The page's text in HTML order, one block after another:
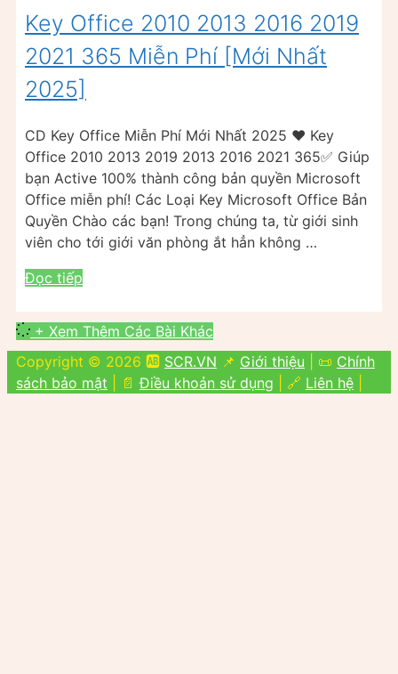
Key Office 2010 2013 2016 2019
2021 365 Miễn Phí [Mới Nhất
2025]
CD Key Office Miễn Phí Mới Nhất 2025 ❤️ Key
Office 2010 2013 2019 2013 2016 2021 365✅ Giúp
bạn Active 100% thành công bản quyền Microsoft
Office miễn phí! Các Loại Key Microsoft Office Bản
Quyền Chào các bạn! Trong chúng ta, từ giới sinh
viên cho tới giới văn phòng ắt hẳn không …
Đọc tiếp
+ Xem Thêm Các Bài Khác
Copyright © 2026 🆎 SCR.VN 📌 Giới thiệu | 📜 Chính
sách bảo mật | 📄Điều khoản sử dụng | 🔗 Liên hệ